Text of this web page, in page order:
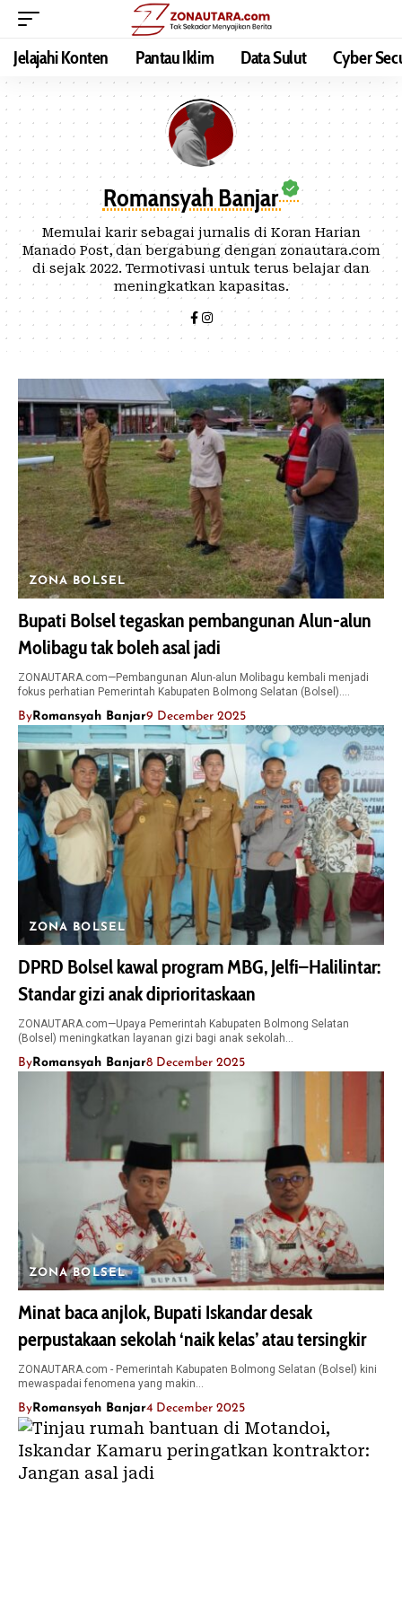
Jelajahi Konten Pantau Iklim Data Sulut Cyber
Romansyah Banjar
Memulai karir sebagai jurnalis di Koran Harian
Manado Post, dan bergabung dengan zonautara.com
di sejak 2022. Termotivasi untuk terus belajar dan
meningkatkan kapasitas.
ZONA BOLSEL
Bupati Bolsel tegaskan pembangunan Alun-alun
Molibagu tak boleh asal jadi
ZONAUTARA.com—Pembangunan Alun-alun Molibagu kembali menjadi
fokus perhatian Pemerintah Kabupaten Bolmong Selatan (Bolsel).…
By Romansyah Banjar9 December 2025
ZONA BOLSEL
DPRD Bolsel kawal program MBG, Jelfi–Halilintar:
Standar gizi anak diprioritaskaan
ZONAUTARA.com—Upaya Pemerintah Kabupaten Bolmong Selatan
(Bolsel) meningkatkan layanan gizi bagi anak sekolah…
By Romansyah Banjar8 December 2025
ZONA BOLSEL
Minat baca anjlok, Bupati Iskandar desak
perpustakaan sekolah ‘naik kelas’ atau tersingkir
ZONAUTARA.com - Pemerintah Kabupaten Bolmong Selatan (Bolsel) kini
mewaspadai fenomena yang makin…
ByRomansyah Banjar4 December 2025